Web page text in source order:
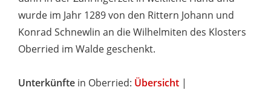
wurde im Jahr 1289 von den Rittern Johann und
Konrad Schnewlin an die Wilhelmiten des Klosters
Oberried im Walde geschenkt.
Unterkünfte in Oberried: Übersicht |